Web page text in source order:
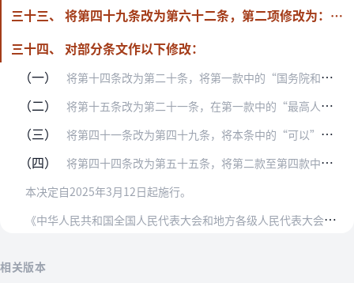
三十三、 将第四十九条改为第六十二条，第二项修改为：“（二）辞职或者责令辞职被接受的”。
三十四、 对部分条文作以下修改：
（一）
将第十四条改为第二十条，将第一款中的“国务院和国务院各部、各委员会，最高人民法院，最高人民检察院”修改为“国务院和国务院各部门、国家监察委员会、最高人民法院、最…
（二） 将第十五条改为第二十一条，在第一款中的“最高人民法院院长”前增加“国家监察委员会主任”；在第二款中的“人民法院院长”前增加“监察委员会主任”。
（三） 将第四十一条改为第四十九条，将本条中的“可以”修改为“应当”。
（四）
将第四十四条改为第五十五条，将第二款至第四款中的“行政处分”修改为“处分”；将第三款、第四款中的“上级机关”修改为“有关机关”；将第三款中的“《中华人民共和国治…
本决定自2025年3月12日起施行。
《
中华人民共和国全国人民代表大会和地方各级人民代表大会代表法》根据本决定作相应修改并对条文顺序作相应调整，重新公布。
相关版本